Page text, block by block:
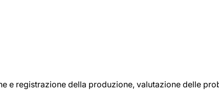
e registrazione della produzione, valutazione delle